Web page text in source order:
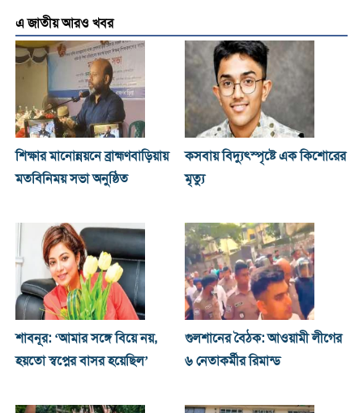
এ জাতীয় আরও খবর
শিক্ষার মানোন্নয়নে ব্রাহ্মণবাড়িয়ায়
মতবিনিময় সভা অনুষ্ঠিত
কসবায় বিদ্যুৎস্পৃষ্টে এক কিশোরের
মৃত্যু
শাবনূর: ‘আমার সঙ্গে বিয়ে নয়,
হয়তো স্বপ্নের বাসর হয়েছিল’
গুলশানের বৈঠক: আওয়ামী লীগের
৬ নেতাকর্মীর রিমান্ড